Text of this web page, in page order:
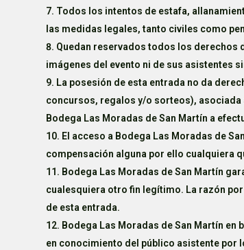
Todos los intentos de estafa,
las medidas legales, tanto civiles como
Quedan reservados todos los derechos
imágenes del evento ni de sus asistentes
La posesión de esta entrada no da
concursos, regalos y/o sorteos), asociada
Bodega Las Moradas de San Martín a
El acceso a Bodega Las Moradas de
compensación alguna por ello cualquiera
Bodega Las Moradas de San Martín
cualesquiera otro fin legítimo. La razón
de esta entrada.
Bodega Las Moradas de San Martín
en conocimiento del público asistente por